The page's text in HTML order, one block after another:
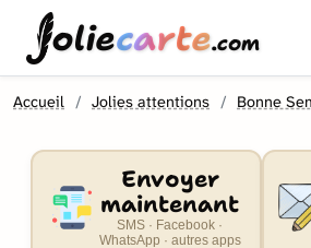
oliecarte.com
Accueil Jolies attentions Bonne
Envoyer
maintenant
SMS · Facebook ·
WhatsApp · autres apps